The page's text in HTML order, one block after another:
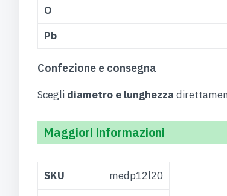
O
Pb
Confezione e consegna
Scegli diametro e lunghezza
Maggiori informazioni
Informazioni
SKU medp12l20